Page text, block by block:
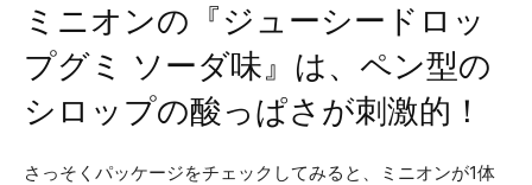
ミニオンの『ジューシードロッ
プグミ ソーダ味』は、ペン型の
シロップの酸っぱさが刺激的！
さっそくパッケージをチェックしてみると、ミニオンが1体